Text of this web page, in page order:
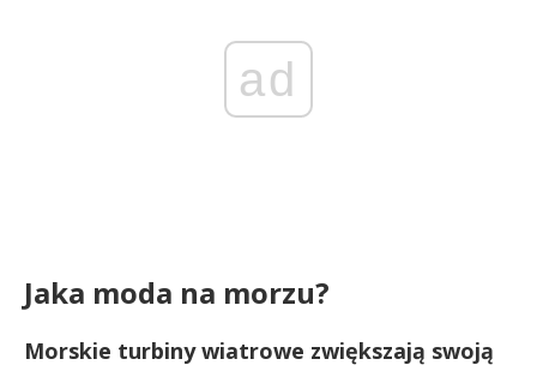
ad
Jaka moda na morzu?
Morskie turbiny wiatrowe zwiększają swoją